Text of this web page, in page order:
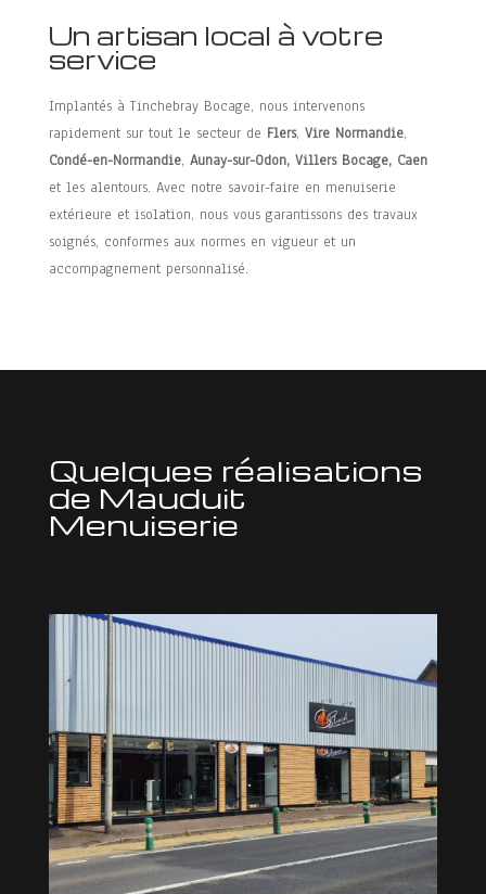
Un artisan local à votre
service
Implantés à Tinchebray Bocage, nous intervenons
rapidement sur tout le secteur de Flers, Vire Normandie,
Condé-en-Normandie, Aunay-sur-Odon, Villers Bocage, Caen
et les alentours. Avec notre savoir-faire en menuiserie
extérieure et isolation, nous vous garantissons des travaux
soignés, conformes aux normes en vigueur et un
accompagnement personnalisé.
Quelques réalisations
de Mauduit
Menuiserie